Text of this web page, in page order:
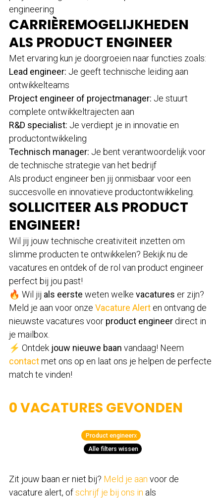
engineering
CARRIÈREMOGELIJKHEDEN
ALS PRODUCT ENGINEER
Met ervaring kun je doorgroeien naar functies zoals:
Lead engineer: Je geeft technische leiding aan
ontwikkelteams
Project engineer of projectmanager: Je stuurt
complete ontwikkeltrajecten aan
R&D specialist: Je verdiept je in innovatie en
productontwikkeling
Technisch manager: Je bent verantwoordelijk voor
de technische strategie van het bedrijf
Als product engineer ben jij onmisbaar voor een
succesvolle en innovatieve productontwikkeling.
SOLLICITEER ALS PRODUCT
ENGINEER!
Wil jij jouw technische creativiteit inzetten om
slimme producten te ontwikkelen? Bekijk nu de
vacatures en ontdek of de rol van product engineer
perfect bij jou past!
🔥 Wil jij als eerste weten welke vacatures er zijn?
Meld je aan voor onze Vacature Alert en ontvang de
nieuwste vacatures voor product engineer direct in
je mailbox.
⚡ Ontdek jouw nieuwe baan vandaag! Neem
contactmet ons op en laat ons je helpen de perfecte
match te vinden!
0 VACATURES GEVONDEN
Product engineerx
Alle filters wissen
Zit jouw baan er niet bij? Meld je aan voor de
vacature alert, ofschrijf je bij ons in als